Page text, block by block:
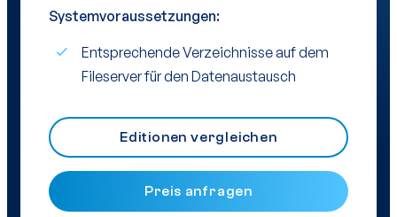
Systemvoraussetzungen:
Entsprechende Verzeichnisse auf dem
Fileserver für den Datenaustausch
Editionen vergleichen
Preis anfragen